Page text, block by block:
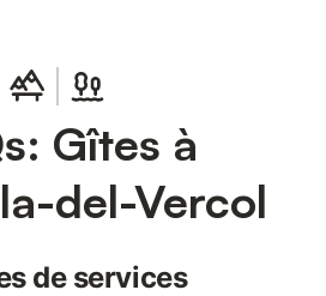
Gîtes à
del-Vercol
de services